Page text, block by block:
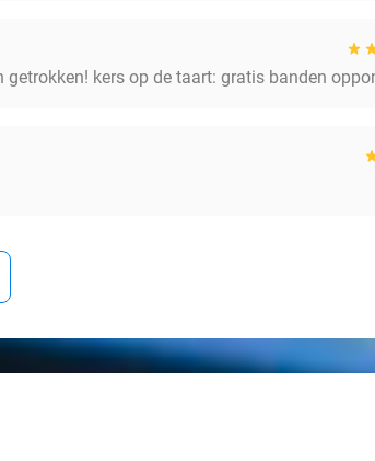
kers op de taart: gratis banden